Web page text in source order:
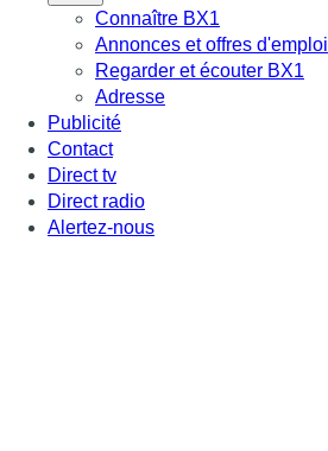
Connaître BX1
Annonces et offres d'emploi
Regarder et écouter BX1
Adresse
Publicité
Contact
Direct tv
Direct radio
Alertez-nous